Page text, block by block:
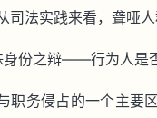
司法实践来看，聋哑
份之辩——行为人是
职务侵占的一个主要